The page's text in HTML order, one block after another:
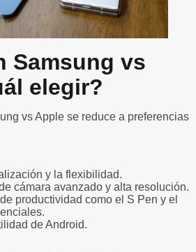
Samsung vs
elegir?
vs Apple se reduce a preferencias
y la flexibilidad.
cámara avanzado y alta resolución.
productividad como el S Pen y el
de Android.